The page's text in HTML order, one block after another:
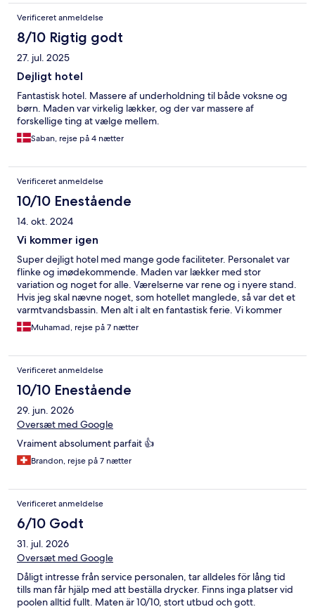
gjorde rent, hvilket jeg fandt meget ubehageligt og respektløst
over for vores privatliv. En anden meget ubehagelig oplevelse
skete i lobbyen. En stærkt beruset gæst gik rundt og
chikanerede flere personer. Han kom også hen til vores bord,
hvilket var meget ubehageligt. Derefter gik han videre til en
familie med et lille barn og chikanerede dem. Jeg forventede,
at hotellets vagter ville gribe ind med det samme og fjerne
personen, men i stedet forsøgte de blot at tale ham til ro, mens
han fortsatte med at skabe utryghed. Samlet set er jeg skuffet
over både servicen, respekten for gæsternes privatliv og
håndteringen af en situation, hvor gæsternes sikkerhed burde
have været førsteprioritet.
Verificeret anmeldelse
8/10 Rigtig godt
27. jul. 2025
Dejligt hotel
Fantastisk hotel. Massere af underholdning til både voksne og
børn. Maden var virkelig lækker, og der var massere af
forskellige ting at vælge mellem.
Saban, rejse på 4 nætter
Verificeret anmeldelse
10/10 Enestående
14. okt. 2024
Vi kommer igen
Super dejligt hotel med mange gode faciliteter. Personalet var
flinke og imødekommende. Maden var lækker med stor
variation og noget for alle. Værelserne var rene og i nyere stand.
Hvis jeg skal nævne noget, som hotellet manglede, så var det et
varmtvandsbassin. Men alt i alt en fantastisk ferie. Vi kommer
helt klart igen.
Muhamad, rejse på 7 nætter
Verificeret anmeldelse
10/10 Enestående
29. jun. 2026
Oversæt med Google
Vraiment absolument parfait 👍
Brandon, rejse på 7 nætter
Verificeret anmeldelse
6/10 Godt
31. jul. 2026
Oversæt med Google
Dåligt intresse från service personalen, tar alldeles för lång tid
tills man får hjälp med att beställa drycker. Finns inga platser vid
poolen alltid fullt. Maten är 10/10, stort utbud och gott.